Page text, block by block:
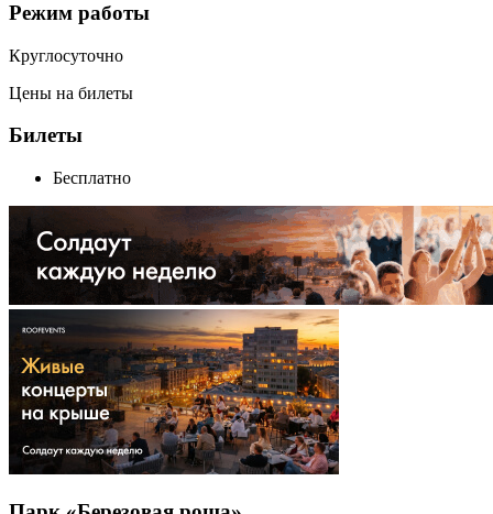
Режим работы
Круглосуточно
Цены на билеты
Билеты
Бесплатно